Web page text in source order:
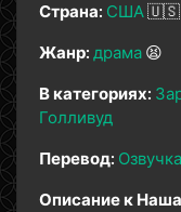
Страна: США🇺🇸
Жанр: драма 😫
В категориях:
Голливуд
Перевод:
Описание к